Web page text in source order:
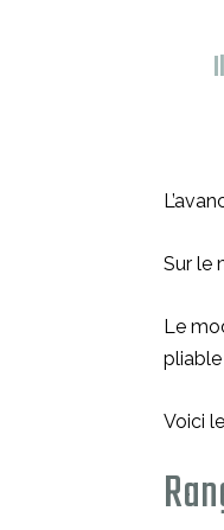
Sur le
Le
Voici